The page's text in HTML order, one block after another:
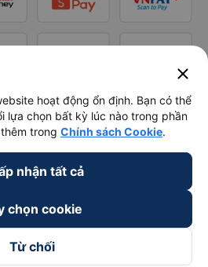
close
hoạt động ổn định. Bạn có thể
lựa chọn bất kỳ lúc nào trong phần
trong Chính sách Cookie.
nhận tất cả
chọn cookie
Từ chối